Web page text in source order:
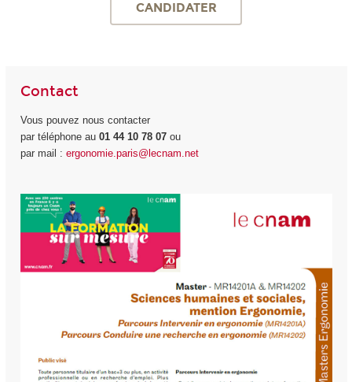
CANDIDATER
Contact
Vous pouvez nous contacter
par téléphone au 01 44 10 78 07ou
par mail : ergonomie.paris@lecnam.net